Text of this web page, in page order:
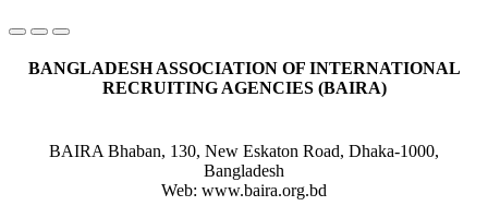
BANGLADESH ASSOCIATION OF INTERNATIONAL
RECRUITING AGENCIES (BAIRA)
BAIRA Bhaban, 130, New Eskaton Road, Dhaka-1000,
Bangladesh
Web: www.baira.org.bd